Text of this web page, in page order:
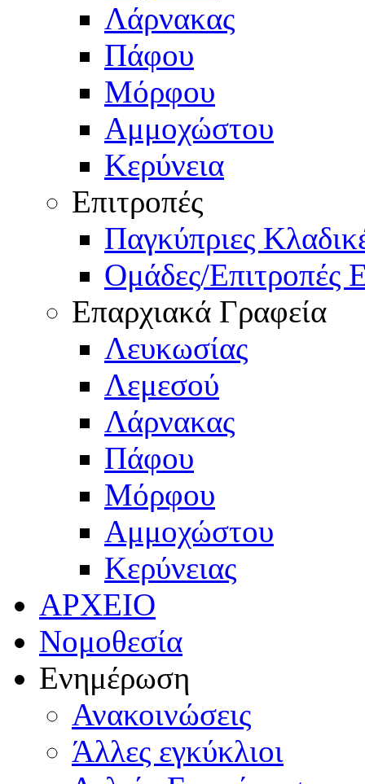
Λάρνακας
Πάφου
Μόρφου
Αμμοχώστου
Κερύνεια
Επιτροπές
Παγκύπριες
Ομάδες/Επιτροπές
Επαρχιακά Γραφεία
Λευκωσίας
Λεμεσού
Λάρνακας
Πάφου
Μόρφου
Αμμοχώστου
Κερύνειας
ΑΡΧΕΙΟ
Νομοθεσία
Ενημέρωση
Ανακοινώσεις
Άλλες εγκύκλιοι